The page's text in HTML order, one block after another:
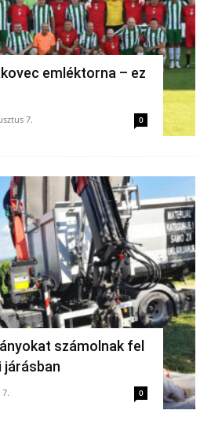
emléktorna – ez
7. 0
számolnak fel
járásban
0